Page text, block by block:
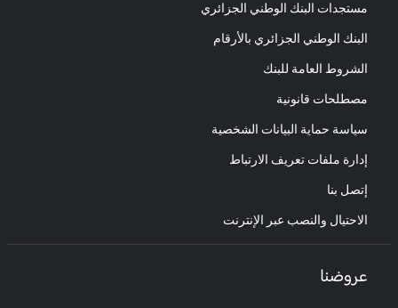
مستجدات البنك الوطني الجزائري
البنك الوطني الجزائري بالأرقام
الشروط العامة للبنك
مصطلحات قانونية
سياسة حماية البيانات الشخصية
إدارة ملفات تعريف الارتباط
إتصل بنا
الاحتيال والنصب عبر الإنترنت
عروضنا